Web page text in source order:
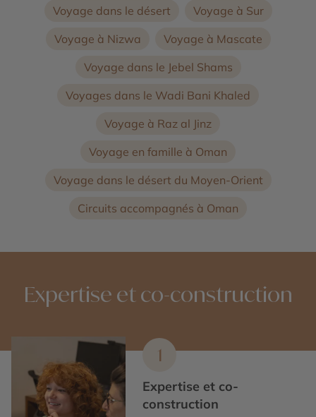
Voyage dans le désert
Voyage à Sur
Voyage à Nizwa
Voyage à Mascate
Voyage dans le Jebel Shams
Voyages dans le Wadi Bani Khaled
Voyage à Raz al Jinz
Voyage en famille à Oman
Voyage dans le désert du Moyen-Orient
Circuits accompagnés à Oman
Expertise et co-construction
1
Expertise et co-
construction